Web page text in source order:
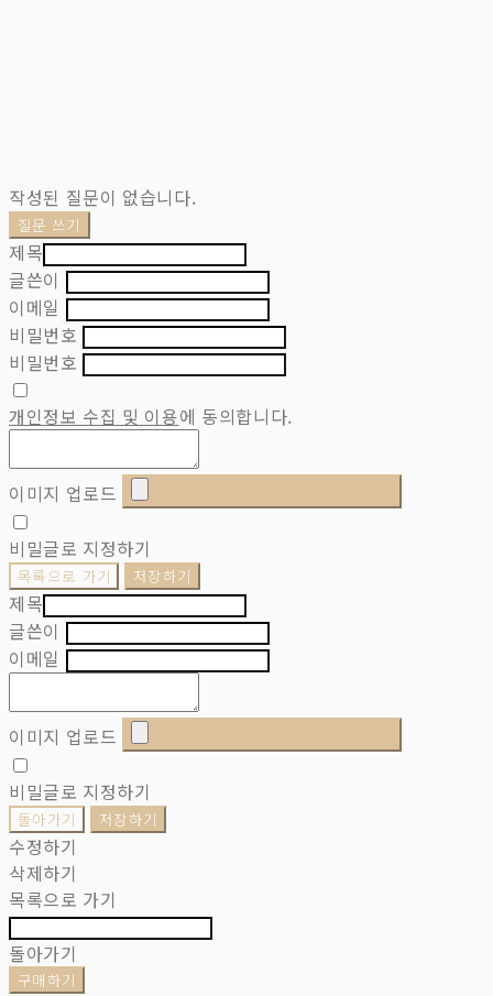
작성된 질문이 없습니다.
질문 쓰기
제목
글쓴이
이메일
비밀번호
비밀번호
개인정보 수집 및 이용에 동의합니다.
이미지 업로드
비밀글로 지정하기
목록으로 가기 저장하기
제목
글쓴이
이메일
이미지 업로드
비밀글로 지정하기
돌아가기 저장하기
수정하기
삭제하기
목록으로 가기
돌아가기
구매하기